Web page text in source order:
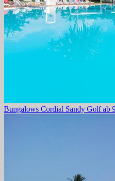
Bungalows Cordial Sandy Golf ab